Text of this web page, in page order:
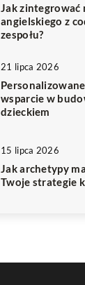
Jak zintegrować
angielskiego z
zespołu?
21 lipca 2026
wsparcie w
dzieckiem
15 lipca 2026
Jak archetypy
Twoje strategie